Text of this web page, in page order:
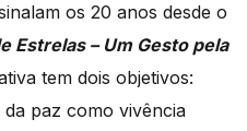
os 20 anos desde o
Estrelas – Um Gesto pela
tem dois objetivos:
paz como vivência